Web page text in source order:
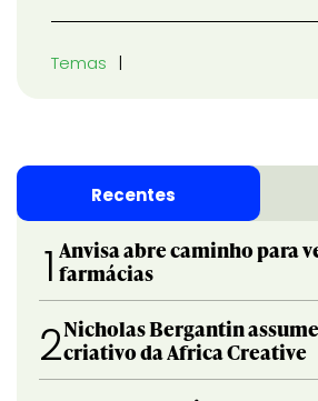
Temas
Recentes
1 Anvisa abre caminho para
farmácias
2Nicholas Bergantin
criativo da Africa Creative